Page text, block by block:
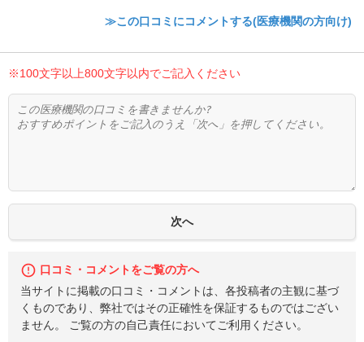
≫この口コミにコメントする(医療機関の方向け)
※100文字以上800文字以内でご記入ください
口コミ・コメントをご覧の方へ
当サイトに掲載の口コミ・コメントは、各投稿者の主観に基づ
くものであり、弊社ではその正確性を保証するものではござい
ません。 ご覧の方の自己責任においてご利用ください。